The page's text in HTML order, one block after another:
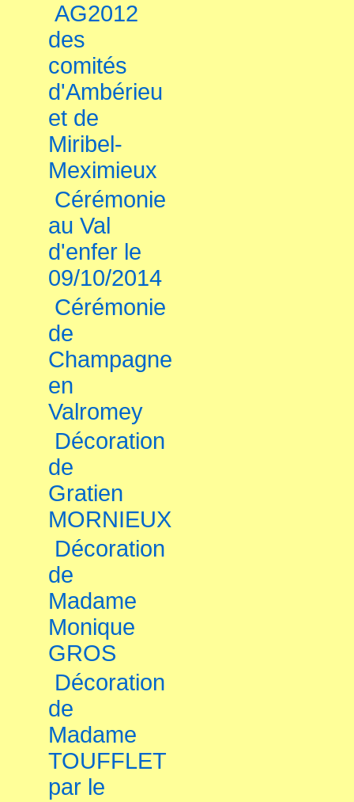
AG2012
des
comités
d'Ambérieu
et de
Miribel-
Meximieux
Cérémonie
au Val
d'enfer le
09/10/2014
Cérémonie
de
Champagne
en
Valromey
Décoration
de
Gratien
MORNIEUX
Décoration
de
Madame
Monique
GROS
Décoration
de
Madame
TOUFFLET
par le